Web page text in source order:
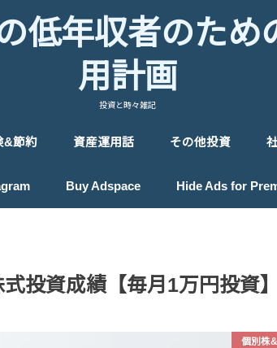
低年収者のため
用計画
投資と時々雑記
&節約 資産運用話
投資のヒント
投資戦略
投資入門
プロフィール
その他投資
ロボアドバイザー
貴金属投資
IPO投資
ポイント投資
Buy Adspace Hide Ads for
投資成績【毎月1万円投資】
個別株